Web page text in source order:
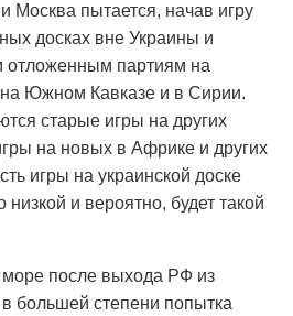
Москва пытается, начав игру
досках вне Украины и
отложенным партиям на
Южном Кавказе и в Сирии.
старые игры на других
на новых в Африке и других
игры на украинской доске
низкой и вероятно, будет такой
после выхода РФ из
большей степени попытка